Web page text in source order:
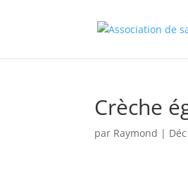
Crèche
par Raymond |